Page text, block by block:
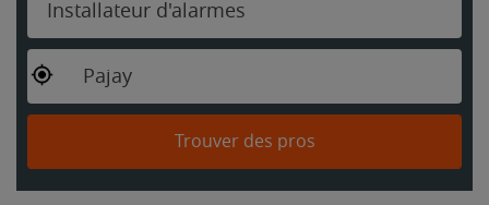
Installateur d'alarmes
Pajay
Trouver des pros